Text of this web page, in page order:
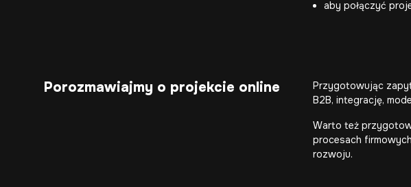
aby połączyć
Porozmawiajmy o projekcie online
Przygotowując
B2B, integrację,
Warto też
procesach
rozwoju.